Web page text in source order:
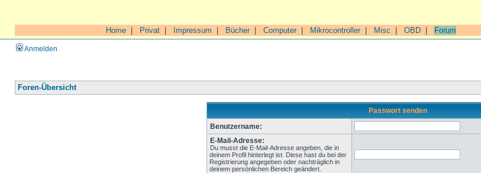
Home Privat Impressum Bücher| Computer| Mikrocontroller| Misc OBD Forum
Anmelden
Foren-Übersicht
Passwort senden
Benutzername:
E-Mail-Adresse:
Du musst die E-Mail-Adresse angeben, die in
deinem Profil hinterlegt ist. Diese hast du bei der
Registrierung angegeben oder nachträglich in
deinem persönlichen Bereich geändert.